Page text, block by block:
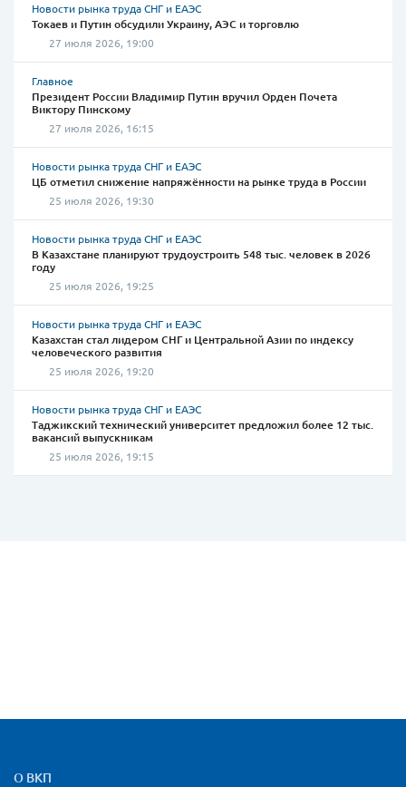
Новости рынка труда СНГ и ЕАЭС
Токаев и Путин обсудили Украину, АЭС и торговлю
27 июля 2026, 19:00
Главное
Президент России Владимир Путин вручил Орден Почета
Виктору Пинскому
27 июля 2026, 16:15
Новости рынка труда СНГ и ЕАЭС
ЦБ отметил снижение напряжённости на рынке труда в России
25 июля 2026, 19:30
Новости рынка труда СНГ и ЕАЭС
В Казахстане планируют трудоустроить 548 тыс. человек в 2026
году
25 июля 2026, 19:25
Новости рынка труда СНГ и ЕАЭС
Казахстан стал лидером СНГ и Центральной Азии по индексу
человеческого развития
25 июля 2026, 19:20
Новости рынка труда СНГ и ЕАЭС
Таджикский технический университет предложил более 12 тыс.
вакансий выпускникам
25 июля 2026, 19:15
Карта сайта и контактная
О ВКП